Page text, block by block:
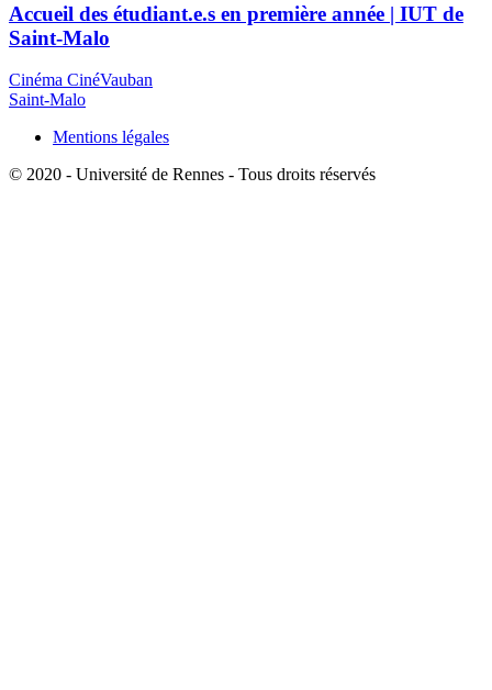
Accueil des étudiant.e.s en première année | IUT de
Saint-Malo
Cinéma CinéVauban
Saint-Malo
Mentions légales
© 2020 - Université de Rennes - Tous droits réservés